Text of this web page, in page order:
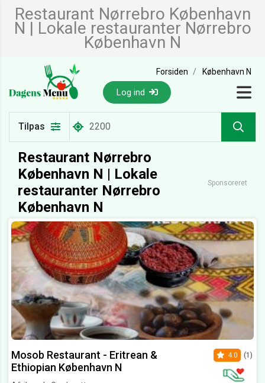
Restaurant Nørrebro København
N | Lokale restauranter Nørrebro
København N
Forsiden København N
Log ind
Tilpas
Restaurant Nørrebro
København N | Lokale
restauranter Nørrebro
København N
Sponsoreret
Mosob Restaurant - Eritrean &
Ethiopian København N
4.0 (1)